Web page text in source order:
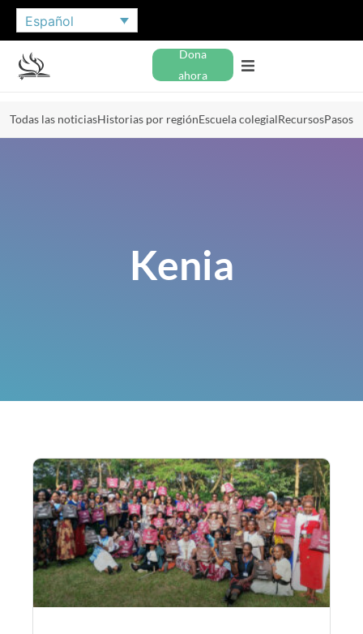
Español
Dona
ahora
Todas las noticiasHistorias por regiónEscuela colegialRecursosPasos
Kenia